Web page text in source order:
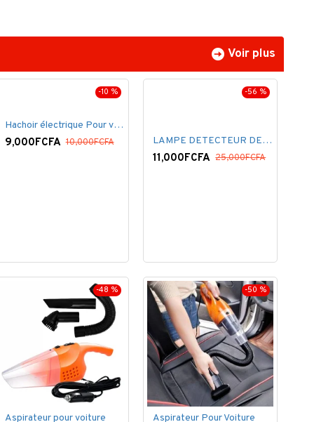
Voir plus
-10 %
Hachoir électrique Pour viandes et légumes -Rouge
9,000FCFA 10,000FCFA
-56 %
LAMPE DETECTEUR DE MOUVEMENT SOLAR SENSOR LIGHT
11,000FCFA 25,000FCFA
-48 %
Aspirateur pour voiture
-50 %
Aspirateur Pour Voiture